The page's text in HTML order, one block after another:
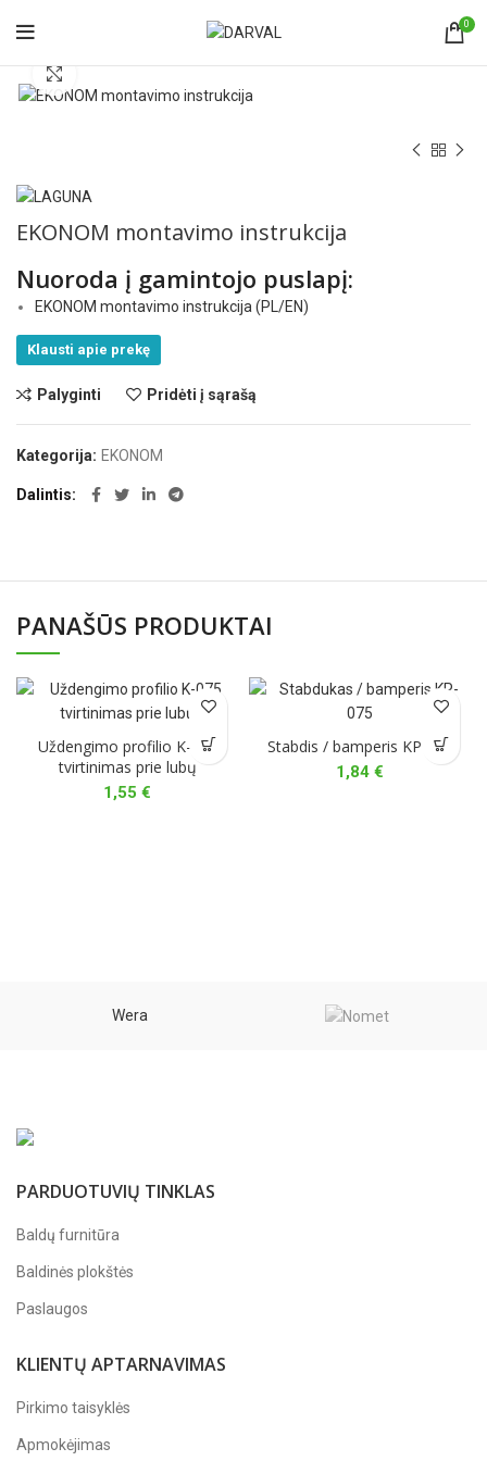
0
EKONOM montavimo instrukcija
Nuoroda į gamintojo puslapį:
EKONOM montavimo instrukcija (PL/EN)
Klausti apie prekę
Palyginti Pridėti į sąrašą
Kategorija: EKONOM
Dalintis
PANAŠŪS PRODUKTAI
Uždengimo profilio K-075
tvirtinimas prie lubų
1,55 €
Stabdis / bamperis KP-075
1,84 €
Wera
PARDUOTUVIŲ TINKLAS
Baldų furnitūra
Baldinės plokštės
Paslaugos
KLIENTŲ APTARNAVIMAS
Pirkimo taisyklės
Apmokėjimas